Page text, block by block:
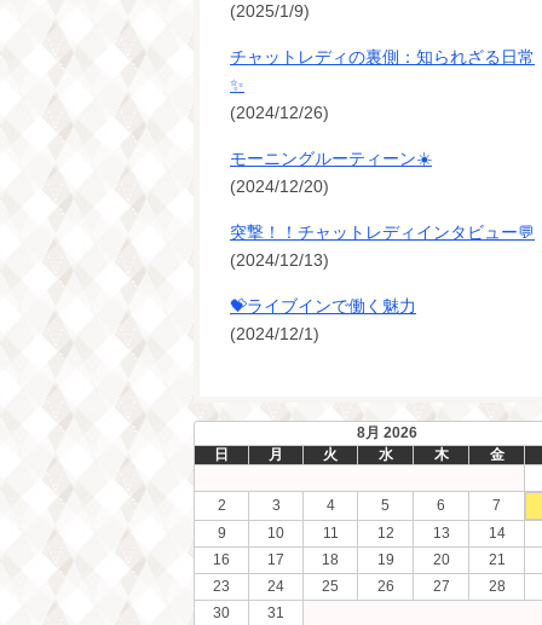
(2025/1/9)
チャットレディの裏側：知られざる日常
✨
(2024/12/26)
モーニングルーティーン☀️
(2024/12/20)
突撃！！チャットレディインタビュー💬
(2024/12/13)
💝ライブインで働く魅力
(2024/12/1)
8月 2026
日
月 火 水 木 金
2 3 4 5 6
7
9
10 11 12 13
14
16
17 18 19 20
21
23
24 25 26 27
28
30
31